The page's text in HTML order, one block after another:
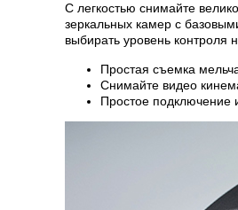
С легкостью снимайте
зеркальных камер с
выбирать уровень
Простая съемка
Снимайте видео
Простое подключение